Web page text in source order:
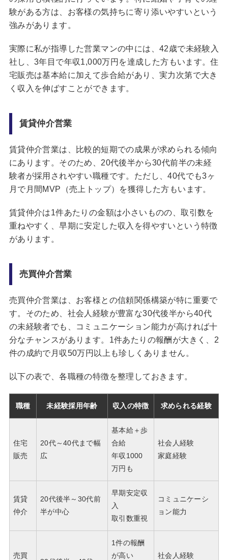
験がある方は、お客様の気持ちに寄り添いやすいという
強みがあります。
実際に私が指導した営業マンの中には、42歳で未経験入
社し、3年目で年収1,000万円を達成した方もいます。住
宅販売は基本給に加えて歩合給があり、実力次第で大き
く収入を伸ばすことができます。
賃貸仲介営業
賃貸仲介営業は、比較的短期での成果が求められる傾向
にあります。そのため、20代後半から30代前半の未経
験者が採用されやすい職種です。ただし、40代でも3ヶ
月で月間MVP（売上トップ）を獲得した方もいます。
賃貸仲介は1件あたりの金額は小さいものの、取引数を
重ねやすく、早期に安定した収入を得やすいという特徴
があります。
売買仲介営業
売買仲介営業は、お客様との信頼関係構築が特に重要で
す。そのため、社会人経験が豊富な30代後半から40代
の未経験者でも、コミュニケーション能力が高ければ十
分なチャンスがあります。1件あたりの報酬が大きく、2
件の成約で月収50万円以上も珍しくありません。
以下の表で、各職種の特徴を整理しておきます。
職種 未経験採用年齢 収入の特徴 求められる経験
住宅
販売
20代～40代まで幅
広
基本給＋歩
合給
年収1000
万円も
社会人経験
家庭経験
賃貸
仲介
20代後半～30代前
半が中心
早期安定収
入
取引数重視
コミュニケーシ
ョン能力
売買
1件の報酬
が高い
社会人経験